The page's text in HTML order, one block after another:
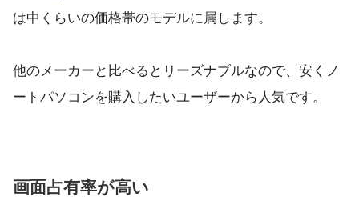
は中くらいの価格帯のモデルに属します。
他のメーカーと比べるとリーズナブルなので、安くノ
ートパソコンを購入したいユーザーから人気です。
画面占有率が高い